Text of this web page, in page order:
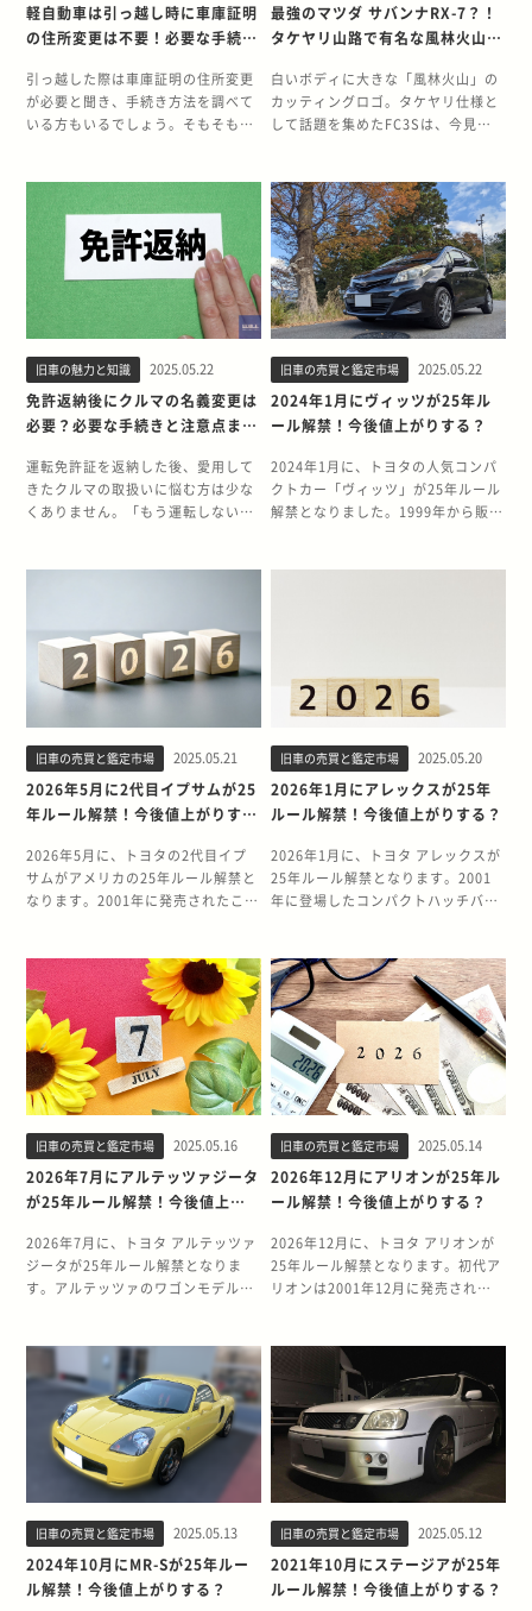
軽自動車は引っ越し時に車庫証明
の住所変更は不要！必要な手続き
引っ越した際は車庫証明の住所変更
が必要と聞き、手続き方法を調べて
いる方もいるでしょう。そもそも軽
域によっては期日までに新しい住所
を管轄する警察署で「保管場所届
出」をする必要があります。 この記
事では、引っ越し時に軽自動車の車
庫証明の住所変更が不要な理由や保
管場所届出の手続き方法などについ
て解説します。 軽自動車において引
不要 軽自動車は、普通自動車や小型
自動車とは管理する行政機関が異な
るため、引っ越しをしても車庫証明
ん。 普通自動車や小型自動車は「運
輸支局」が管理しています。そのた
め、新しくクルマを購入したとき
ないと運輸支局で車検証（自動車検
が変わったときは、新しい住所を管
轄する警察署で車庫証明の住所変更
手続きが必要です。 一方、軽自動車
す。軽自動車を購入したときは、車
庫証明書がなくても軽自動車検査協
会で車検証やナンバープレートが発
行されます。 保管場所が変わった際
は、必要に応じて管轄の警察署で保
管場所届出の手続きをするのみでよ
いとされています。 軽自動車におけ
る引っ越し時に届出が必要な場合が
うな地域に軽自動車の保管場所があ
る場合です。 ・県庁所在地 ・人口
10万人以上の都市 ・東京や大阪など
の都心部から30km以内の市区町村
上記に該当していても保管場所届出
が不要な場合もあります。引っ越し
先の住所が保管場所届出の必要がな
い「適用除外地域」に該当するかど
うかを各都道府県の警察署のWebサ
イトで確認しましょう。 ここでは、
保管場所変更届出をする際の必要書
類や手続き先を解説します。 必要書
け出る際の主な必要書類は、以下の
とおりです。 ・自動車保管場所届出
書 ・保管場所の所在図・配置図 ・
→自身が所有する土地に保管：保管
場所使用権原疎明書（自認書） →貸
し駐車場に保管する場合：保管場所
使用承諾証明書または駐車場の賃貸
借契約書の写し など 所在図・配置
図は、保管場所の位置や駐車スペー
スの寸法などを明記した図面です。
保管場所使用承諾証明書は、駐車場
の所有者や管理者に記入してもらう
必要があります。 書類に不備がある
と再提出を求められることもあるた
め、記入漏れや添付書類の不足がな
最強のマツダ サバンナRX-7？！
タケヤリ山路で有名な風林火山・
白いボディに大きな「風林火山」の
カッティングロゴ。タケヤリ仕様と
して話題を集めたFC3Sは、今見て
く、サーキットでも高い実力を示し
ました。 販売終了から10年近くが経
過しても第一線で戦えることを証明
した風林火山・FC3Sの開発秘話を
中心に、FC3Sの実力の高さを改め
て紹介します。 オーナーに夢を与え
た風林火山・FC3S 1990年代初頭に
ですが、2000年代に伝説のチューニ
ングプロジェクトが立ち上がりまし
た。タケヤリ山路氏とRE雨宮が手掛
の概要とともに、風林火山・FC3S
の開発秘話を振り返ってみましょ
う。 サバンナを冠した最後のRX-7 2
売されました。RX-3から引き継いで
た。 FC3Sへのモデルチェンジでも
っとも話題になったのは、新開発の
です。前期型で185ps、最終のアン
フィニIIIでは215psもの最高出力を
発揮。さらに、軽量コンパクトなロ
ータリーエンジンの利点を活かし、
わずか1.2tの車重と前後重量バラン
スのよさからライバル車と肩を並べ
る存在でした。 5万円の事故車をレ
山路慎一選手が筑波最速を目指して
RE雨宮と共同で立ち上げたプロジェ
クトです。また、ベース車輌は5万
円で購入した大事故車だったことか
ら、FC3Sオーナーの間で話題にな
りました。 フレームが曲がるほどの
ダメージでエンジンもまともに動か
ない状態でしたが、RE雨宮の協力の
もと丁寧に補修箇所の修復が進めら
れます。また、同時に各部の補強や
チューニングも施され、最強の
FC3Sへと変貌を遂げました。 ま
はFC3Sの直線を活かすようにカッ
ティングステッカーが貼られ、峠を
走るストリートカーのような雰囲気
ロン2002で、チューニングカー部門
のグランプリに輝きました。 RE雨
宮だから実現した最強FC3S 風林火
山・FC3Sは、RE雨宮のチューニン
グによって最強と呼べるにふさわし
いスペックに仕上げられました。エ
ンジンは13Bターボをベースに
TD07S-25Gタービンをセットし、
最高出力は463psにまで高められて
います。 足回りは、ダンパーはクァ
ンタムベースのRE雨宮スペック、ス
プリングはスウィフト製という組み
旧車の魅力と知識 2025.05.22
免許返納後にクルマの名義変更は
必要？必要な手続きと注意点まと
運転免許証を返納した後、愛用して
きたクルマの取扱いに悩む方は少な
くありません。「もう運転しないけ
し、免許返納後にクルマを所有し続
けることにはリスクが伴います。 こ
の記事では、免許返納後にクルマの
の取り扱いについて解説します。 免
許返納後もクルマの名義をそのまま
にしてよい？ 免許返納後にクルマの
名義変更をすることは、法的には義
務づけられていません。しかし、ク
ルマを使用する人が変わる場合に
は、適切なタイミングで名義変更手
にさまざまなリスクがあるためで
す。免許返納後もクルマの名義を変
えないことの影響について、詳しく
みていきましょう。 名義変更をしな
いリスク クルマの名義変更をしない
まま放置すると、いくつかのリスク
が生じる可能性があります。 たとえ
ば、自動車税の納付義務は車検証上
の所有者に課せられるため、免許返
納後も税金を納める義務がありま
す。また、ご家族などがそのクルマ
を運転して事故を起こした場合、所
有者として責任を問われる可能性も
否定できません。 さらに、将来的に
クルマの売却や廃車の手続きが煩雑
に合わせて名義変更することが重要
です。 クルマの使用者が変わるなら
名義変更は原則必要 免許返納後、主
な使用者が自分以外の人になるので
あれば、原則としてその使用者の名
義に変更する必要があります。 これ
は、自動車賠償責任保険（自賠責保
険）や任意保険の契約、万が一の事
故時の責任の所在を明確にするべき
だからです。 クルマの所有者と使用
者が異なる状態では、保険の適用範
囲や税金の通知先などで混乱が生じ
旧車の売買と鑑定市場 2025.05.22
2024年1月にヴィッツが25年ル
ール解禁！今後値上がりする？
2024年1月に、トヨタの人気コンパ
クトカー「ヴィッツ」が25年ルール
解禁となりました。1999年から販売
あります。今回は、ヴィッツの25年
ルール解禁の意味と今後の市場動向
年1月にヴィッツが25年ルール解
禁！ 2024年1月、初代ヴィッツが製
造から25年を迎え、アメリカの25年
ルール解禁となりました。1999年に
発売されたヴィッツは、トヨタが世
界戦略車として開発したコンパクト
カーで、「Bセグメント」と呼ばれ
コンパクトなボディサイズでありな
がら室内空間を最大限に確保した設
計思想が特徴で、日本カー・オブ・
ザ・イヤーを受賞するなど、その完
成度の高さが評価されました。ま
た、1.0Lと1.3Lエンジンを搭載し、
優れた燃費性能と扱いやすさを両立
していたことも大きな魅力です。 そ
もそも25年ルールとは？ 25年ルー
ルとは、製造から25年以上経過した
右ハンドルのクルマをアメリカ国内
にそのまま輸入できる法律の例外に
あたる特別ルールのことです。アメ
リカでは、原則として右ハンドル車
を輸入できません。つまり、日本車
製造から25年が経過したクルマであ
れば、クラシックカーとしての登録
が可能となるため、右ハンドル車で
ある日本車やイギリス車をそのまま
輸入できるようになります。また、
関税や排ガス規制も対象外になるこ
とも25年ルールの特徴です。 ▼詳し
くはこちらアメリカ「25年ルール」
とは？名車の中古相場が急騰するし
くみ 25年ルール解禁でヴィッツは値
上がりする？ 25年ルール解禁による
ヴィッツの価格変動については、慎
旧車の売買と鑑定市場 2025.05.21
2026年5月に2代目イプサムが25
年ルール解禁！今後値上がりす
2026年5月に、トヨタの2代目イプ
サムがアメリカの25年ルール解禁と
なります。2001年に発売されたこの
日本国内外で人気を集めました。ア
メリカでは「25年ルール」により、
この車種も輸入可能となるため、中
古車市場に影響を与える可能性があ
ります。 本記事では、2代目イプサ
ムの25年ルール解禁の背景とモデル
の魅力について詳しく解説します。
ルール解禁！ 2026年5月に、トヨタ
の2代目イプサムが25年ルール解禁
を迎えます。2001年5月に日本国内
で販売が開始されたこのモデルは、
初代から大きく進化し、専用のプラ
ットフォームの採用によって車内の
居住空間とリアの荷室が拡大された
の支持を獲得しました。特に、クリ
ーンでスタイリッシュなデザインと
使い勝手のよさで、都市部での使用
に適したモデルとして評価されてい
ます。 そもそも25年ルールとは？
25年ルールとは、製造から25年以上
経過した右ハンドルのクルマをアメ
リカ国内にそのまま輸入できる法律
の例外にあたる特別ルールのことで
す。通常、アメリカでは厳格な安全
基準や排ガス規制があり、日本やイ
ギリスなどの右ハンドル車をそのま
旧車の売買と鑑定市場 2025.05.20
2026年1月にアレックスが25年
ルール解禁！今後値上がりする？
2026年1月に、トヨタ アレックスが
25年ルール解禁となります。2001
年に登場したコンパクトハッチバッ
す。25年ルールの解禁に伴い、中古
車価格に変動が生じる可能性もあり
ます。 本記事では、アレックスの
25年ルール解禁の背景と、モデルの
魅力について詳しく解説します。今
後の中古車市場の動向を知る参考と
してお役立てください。 2026年1月
2026年1月に、トヨタ アレックスの
25年ルールが解禁されるます。アレ
ックスは2001年1月に発売された、
カローラの派生モデルとして位置づ
けられるコンパクトハッチバックで
す。 当時の日本国内では、ハッチバ
ックタイプの実用車として高い人気
であるため、アメリカの
JDM（Japan Domestic Market）
ファンにとっては珍しい存在です。
特に、1.8Lエンジンを搭載したスポ
ーティグレードのRS180は、コンパ
クトカーながら力強い走りを実現し
ており、実用車でありながらスポー
ツ走行も楽しめる点が魅力です。 そ
もそも25年ルールとは？ 25年ルー
ルとは、製造から25年以上経過した
右ハンドルのクルマをアメリカ国内
にそのまま輸入できる法律の例外に
旧車の売買と鑑定市場 2025.05.16
2026年7月にアルテッツァジータ
が25年ルール解禁！今後値上が
2026年7月に、トヨタ アルテッツァ
ジータが25年ルール解禁となりま
す。アルテッツァのワゴンモデルと
古車価格が高騰する可能性がありま
す。 今回は、アルテッツァジータ
の25年ルール解禁の背景と、モデル
の魅力について解説します。今後の
動向の参考としてぜひ役立ててくだ
さい。 2026年7月にアルテッツァジ
ータが25年ルール解禁！ 2026年7月
ルが解禁されます。アルテッツァジ
ータは2001年7月から2005年7月に
かけて製造されたFRスポーツステー
旧車の売買と鑑定市場 2025.05.14
2026年12月にアリオンが25年ル
ール解禁！今後値上がりする？
2026年12月に、トヨタ アリオンが
25年ルール解禁となります。初代ア
リオンは2001年12月に発売された
イバーから支持されてきました。25
年ルール解禁により、アメリカ市場
への輸出が可能になることで中古車
相場に変化が生じる可能性がありま
す。 本記事では、アリオンの25年ル
ール解禁の背景と、モデルの魅力に
ついて詳しく解説します。これから
は、ぜひ参考にしてください。
2026年12月にアリオンが25年ルー
ル解禁！ 2026年12月にアリオンの
旧車の売買と鑑定市場 2025.05.13
2024年10月にMR-Sが25年ルー
ル解禁！今後値上がりする？
旧車の売買と鑑定市場 2025.05.12
2021年10月にステージアが25年
ルール解禁！今後値上がりする？